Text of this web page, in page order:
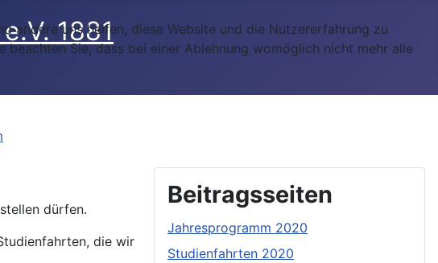
Beitragsseiten
Jahresprogramm 2020
Studienfahrten 2020
dürfen.
die wir
andere uns helfen, diese Website und die Nutzererfahrung zu
Sie, dass bei einer Ablehnung womöglich nicht mehr alle